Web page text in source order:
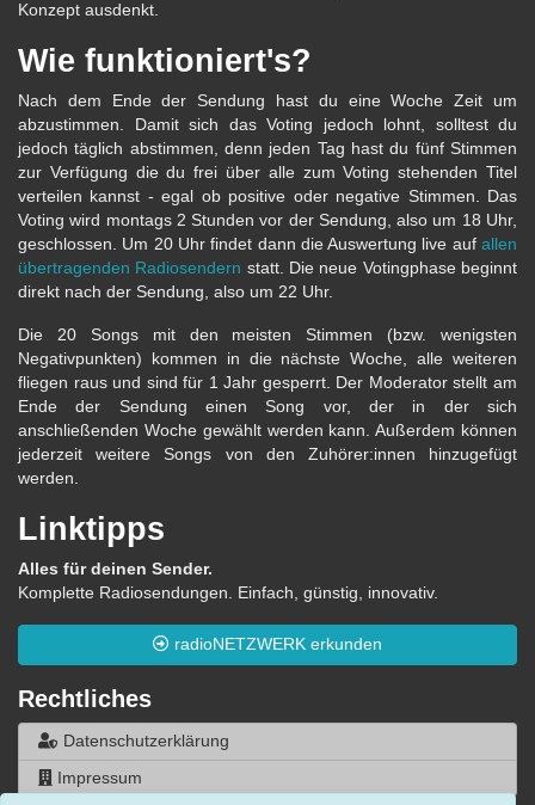
Konzept ausdenkt.
Wie funktioniert's?
Nach dem Ende der Sendung hast du eine Woche Zeit um
abzustimmen. Damit sich das Voting jedoch lohnt, solltest du
jedoch täglich abstimmen, denn jeden Tag hast du fünf Stimmen
zur Verfügung die du frei über alle zum Voting stehenden Titel
verteilen kannst - egal ob positive oder negative Stimmen. Das
Voting wird montags 2 Stunden vor der Sendung, also um 18 Uhr,
geschlossen. Um 20 Uhr findet dann die Auswertung live auf allen
übertragenden Radiosendern statt. Die neue Votingphase beginnt
direkt nach der Sendung, also um 22 Uhr.
Die 20 Songs mit den meisten Stimmen (bzw. wenigsten
Negativpunkten) kommen in die nächste Woche, alle weiteren
fliegen raus und sind für 1 Jahr gesperrt. Der Moderator stellt am
Ende der Sendung einen Song vor, der in der sich
anschließenden Woche gewählt werden kann. Außerdem können
jederzeit weitere Songs von den Zuhörer:innen hinzugefügt
werden.
Linktipps
Alles für deinen Sender.
Komplette Radiosendungen. Einfach, günstig, innovativ.
radioNETZWERK erkunden
Rechtliches
Datenschutzerklärung
Impressum